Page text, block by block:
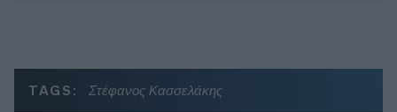
TAGS: Στέφανος Κασσελάκης